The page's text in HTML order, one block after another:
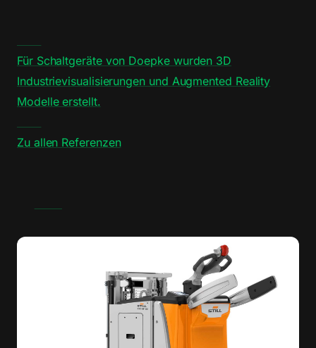
Für Schaltgeräte von Doepke wurden 3D
Industrievisualisierungen und Augmented Reality
Modelle erstellt.
Zu allen Referenzen